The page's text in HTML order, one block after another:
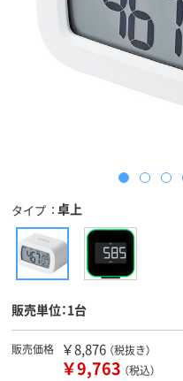
タイプ 卓上
販売単位：1台
販売価格 ￥8,876 （税抜き）
￥9,763 （税込）